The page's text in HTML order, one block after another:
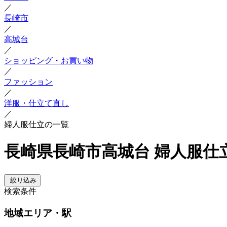
／
長崎市
／
高城台
／
ショッピング・お買い物
／
ファッション
／
洋服・仕立て直し
／
婦人服仕立の一覧
長崎県長崎市高城台 婦人服仕
絞り込み
検索条件
地域エリア・駅